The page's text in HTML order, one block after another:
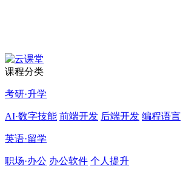
课程分类
考研·升学
AI·数字技能 前端开发 后端开发 编程语言
英语·留学
职场·办公 办公软件 个人提升